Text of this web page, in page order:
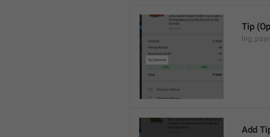
Tip
Add